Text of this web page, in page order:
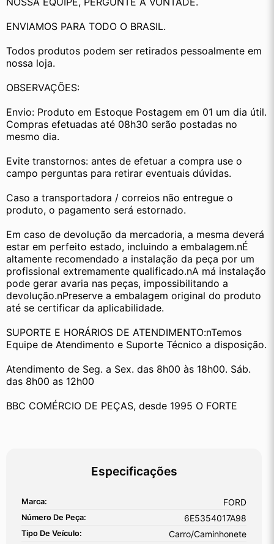
ENVIAMOS PARA TODO O BRASIL.
Todos produtos podem ser retirados pessoalmente em
nossa loja.
OBSERVAÇÕES:
Envio: Produto em Estoque Postagem em 01 um dia útil.
Compras efetuadas até 08h30 serão postadas no
mesmo dia.
Evite transtornos: antes de efetuar a compra use o
campo perguntas para retirar eventuais dúvidas.
Caso a transportadora / correios não entregue o
produto, o pagamento será estornado.
Em caso de devolução da mercadoria, a mesma deverá
estar em perfeito estado, incluindo a embalagem.nÉ
altamente recomendado a instalação da peça por um
profissional extremamente qualificado.nA má instalação
pode gerar avaria nas peças, impossibilitando a
devolução.nPreserve a embalagem original do produto
até se certificar da aplicabilidade.
SUPORTE E HORÁRIOS DE ATENDIMENTO:nTemos
Equipe de Atendimento e Suporte Técnico a disposição.
Atendimento de Seg. a Sex. das 8h00 às 18h00. Sáb.
das 8h00 as 12h00
BBC COMÉRCIO DE PEÇAS, desde 1995 O FORTE
Especificações
Marca: FORD
Número De Peça: 6E5354017A98
Tipo De Veículo: Carro/Caminhonete